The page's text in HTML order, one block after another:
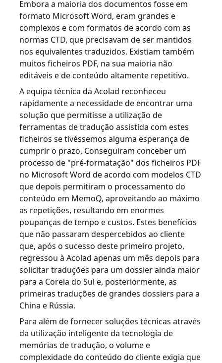
Embora a maioria dos documentos fosse em
formato Microsoft Word, eram grandes e
complexos e com formatos de acordo com as
normas CTD, que precisavam de ser mantidos
nos equivalentes traduzidos. Existiam também
muitos ficheiros PDF, na sua maioria não
editáveis e de conteúdo altamente repetitivo.
A equipa técnica da Acolad reconheceu
rapidamente a necessidade de encontrar uma
solução que permitisse a utilização de
ferramentas de tradução assistida com estes
ficheiros se tivéssemos alguma esperança de
cumprir o prazo. Conseguiram conceber um
processo de "pré-formatação" dos ficheiros PDF
no Microsoft Word de acordo com modelos CTD
que depois permitiram o processamento do
conteúdo em MemoQ, aproveitando ao máximo
as repetições, resultando em enormes
poupanças de tempo e custos. Estes benefícios
que não passaram despercebidos ao cliente
que, após o sucesso deste primeiro projeto,
regressou à Acolad apenas um mês depois para
solicitar traduções para um dossier ainda maior
para a Coreia do Sul e, posteriormente, as
primeiras traduções de grandes dossiers para a
China e Rússia.
Para além de fornecer soluções técnicas através
da utilização inteligente da tecnologia de
memórias de tradução, o volume e
complexidade do conteúdo do cliente exigia que